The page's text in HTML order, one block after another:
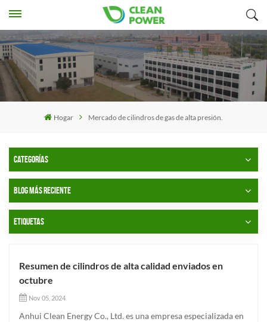
Hogar Mercado de cilindros de gas de alta presión.
CATEGORÍAS
BLOG MÁS RECIENTE
ETIQUETAS
Resumen de cilindros de alta calidad enviados en
octubre
Nov 05, 2024
Anhui Clean Energy Co., Ltd. es una empresa especializada en